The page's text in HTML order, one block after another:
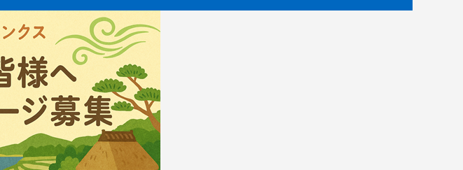
白米千枚田オーナー田（山崎賢人）｜田植
えから3ヶ月後稲穂が出来てきました。
2021.08.06